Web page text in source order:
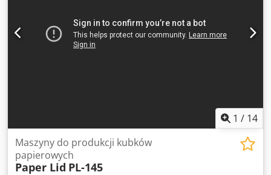
1 / 14
Maszyny do produkcji kubków
papierowych
Paper Lid PL-145